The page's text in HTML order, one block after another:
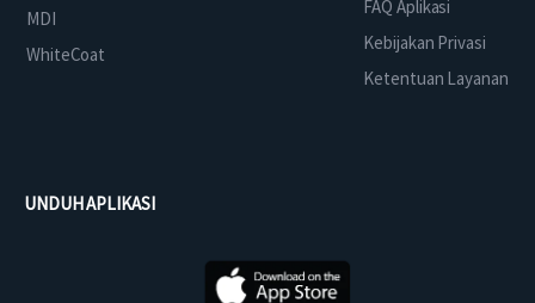
MDI
WhiteCoat
FAQ Aplikasi
Kebijakan Privasi
Ketentuan Layanan
UNDUH APLIKASI